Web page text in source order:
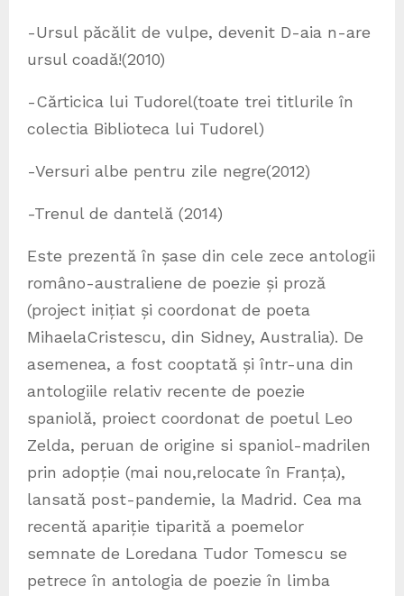
-Ursul păcălit de vulpe, devenit D-aia n-are
ursul coadă!(2010)
-Cărticica lui Tudorel(toate trei titlurile în
colectia Biblioteca lui Tudorel)
-Versuri albe pentru zile negre(2012)
-Trenul de dantelă (2014)
Este prezentă în șase din cele zece antologii
româno-australiene de poezie și proză
(project inițiat și coordonat de poeta
MihaelaCristescu, din Sidney, Australia). De
asemenea, a fost cooptată și într-una din
antologiile relativ recente de poezie
spaniolă, proiect coordonat de poetul Leo
Zelda, peruan de origine si spaniol-madrilen
prin adopție (mai nou,relocate în Franța),
lansată post-pandemie, la Madrid. Cea ma
recentă apariție tiparită a poemelor
semnate de Loredana Tudor Tomescu se
petrece în antologia de poezie în limba